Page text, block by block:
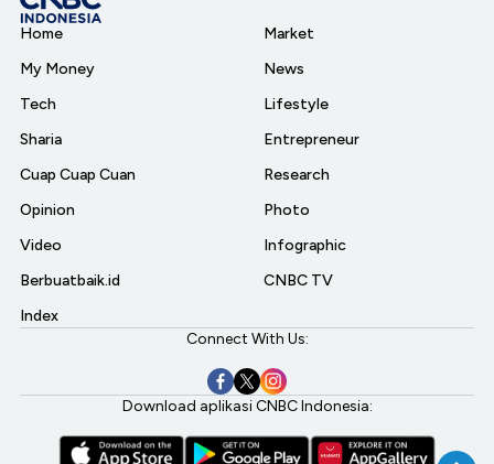
Home
My Money
Tech
Sharia
Cuap Cuap Cuan
Opinion
Video
Berbuatbaik.id
Index
Market
News
Lifestyle
Entrepreneur
Research
Photo
Infographic
CNBC TV
Connect With Us:
Download aplikasi CNBC Indonesia: